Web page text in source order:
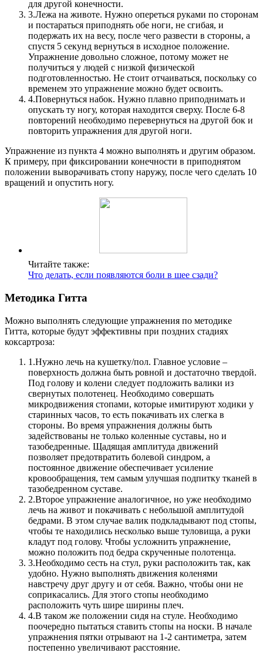
для другой конечности.
3.Лежа на животе. Нужно опереться руками по сторонам
и постараться приподнять обе ноги, не сгибая, и
подержать их на весу, после чего развести в стороны, а
спустя 5 секунд вернуться в исходное положение.
Упражнение довольно сложное, потому может не
получиться у людей с низкой физической
подготовленностью. Не стоит отчаиваться, поскольку со
временем это упражнение можно будет освоить.
4.Повернуться набок. Нужно плавно приподнимать и
опускать ту ногу, которая находится сверху. После 6-8
повторений необходимо перевернуться на другой бок и
повторить упражнения для другой ноги.
Упражнение из пункта 4 можно выполнять и другим образом.
К примеру, при фиксировании конечности в приподнятом
положении выворачивать стопу наружу, после чего сделать 10
вращений и опустить ногу.
Читайте также:
Что делать, если появляются боли в шее сзади?
Методика Гитта
Можно выполнять следующие упражнения по методике
Гитта, которые будут эффективны при поздних стадиях
коксартроза:
1.Нужно лечь на кушетку/пол. Главное условие –
поверхность должна быть ровной и достаточно твердой.
Под голову и колени следует подложить валики из
свернутых полотенец. Необходимо совершать
микродвижения стопами, которые имитируют ходики у
старинных часов, то есть покачивать их слегка в
стороны. Во время упражнения должны быть
задействованы не только коленные суставы, но и
тазобедренные. Щадящая амплитуда движений
позволяет предотвратить болевой синдром, а
постоянное движение обеспечивает усиление
кровообращения, тем самым улучшая подпитку тканей в
тазобедренном суставе.
2.Второе упражнение аналогичное, но уже необходимо
лечь на живот и покачивать с небольшой амплитудой
бедрами. В этом случае валик подкладывают под стопы,
чтобы те находились несколько выше туловища, а руки
кладут под голову. Чтобы усложнить упражнение,
можно положить под бедра скрученные полотенца.
3.Необходимо сесть на стул, руки расположить так, как
удобно. Нужно выполнять движения коленями
навстречу друг другу и от себя. Важно, чтобы они не
соприкасались. Для этого стопы необходимо
расположить чуть шире ширины плеч.
4.В таком же положении сидя на стуле. Необходимо
поочередно пытаться ставить стопы на носки. В начале
упражнения пятки отрывают на 1-2 сантиметра, затем
постепенно увеличивают расстояние.